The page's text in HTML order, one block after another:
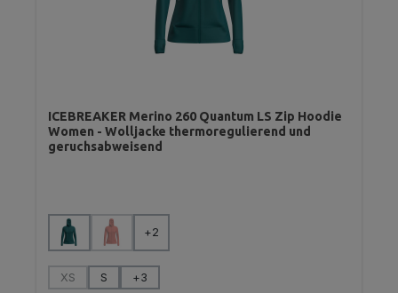
ICEBREAKER Merino 260 Quantum LS Zip Hoodie
Women - Wolljacke thermoregulierend und
geruchsabweisend
Farbe auswählen
(Diese Option ist zurzeit nicht verfügbar.)
+2
Größe auswählen
XS
(Diese Option ist zurzeit nicht verfügbar.)
S +3